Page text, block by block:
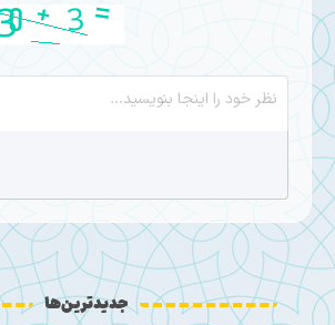
جدیدترین‌ها